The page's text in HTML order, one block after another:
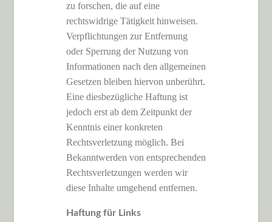
zu forschen, die auf eine
rechtswidrige Tätigkeit hinweisen.
Verpflichtungen zur Entfernung
oder Sperrung der Nutzung von
Informationen nach den allgemeinen
Gesetzen bleiben hiervon unberührt.
Eine diesbezügliche Haftung ist
jedoch erst ab dem Zeitpunkt der
Kenntnis einer konkreten
Rechtsverletzung möglich. Bei
Bekanntwerden von entsprechenden
Rechtsverletzungen werden wir
diese Inhalte umgehend entfernen.
Haftung für Links